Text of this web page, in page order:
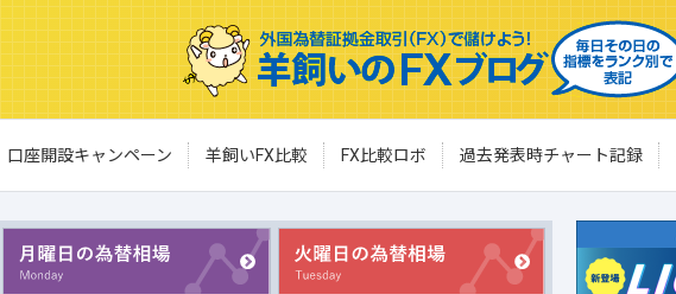
口座開設キャンペーン 羊飼いFX比較 FX比較ロボ 過去発表時チャート記録